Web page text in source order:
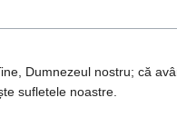
Dumnezeul nostru; că
sufletele noastre.